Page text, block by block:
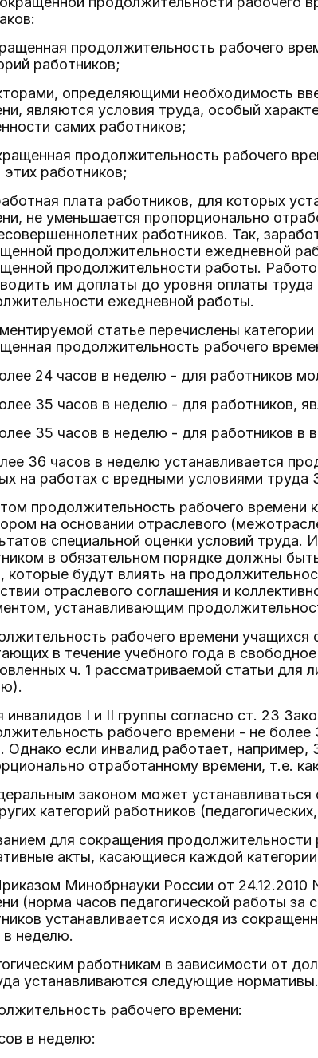
продолжительность рабочего
работников;
определяющими необходимость
являются условия труда, особый
самих работников;
продолжительность рабочего
этих работников;
плата работников, для которых
не уменьшается пропорционально
работников. Так,
продолжительности ежедневной
продолжительности работы.
им доплаты до уровня оплаты
ежедневной работы.
статье перечислены
продолжительность рабочего
24 часов в неделю - для работников
35 часов в неделю - для работников,
35 часов в неделю - для работников в
36 часов в неделю устанавливается
на работах с вредными условиями
продолжительность рабочего времени
на основании отраслевого
специальной оценки условий
в обязательном порядке должны
которые будут влиять на
отраслевого соглашения и
устанавливающим
рабочего времени учащихся
в течение учебного года в
ч. 1 рассматриваемой статьи для
инвалидов I и II группы согласно ст. 23
рабочего времени - не
Однако если инвалид работает, например,
отработанному времени, т.е.
законом может
категорий работников
для сокращения продолжительности
акты, касающиеся каждой
Минобрнауки России от
(норма часов педагогической работы за
устанавливается исходя из
в неделю.
работникам в зависимости от
устанавливаются следующие нормативы.
рабочего времени:
в неделю: